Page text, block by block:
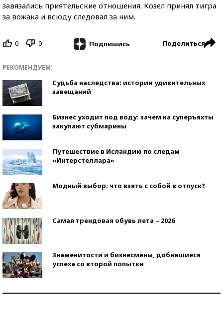
завязались приятельские отношения. Козел принял тигра
за вожака и всюду следовал за ним.
0 0 Подпишись Поделиться
РЕКОМЕНДУЕМ:
Судьба наследства: истории удивительных
завещаний
Бизнес уходит под воду: зачем на суперъяхты
закупают субмарины
Путешествие в Исландию по следам
«Интерстеллара»
Модный выбор: что взять с собой в отпуск?
Самая трендовая обувь лета – 2026
Знаменитости и бизнесмены, добившиеся
успеха со второй попытки